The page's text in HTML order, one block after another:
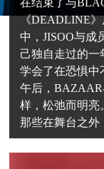
在结束了与
《DEADLINE》
中，JISOO与成
己独自走过的一
学会了在恐惧中
午后，BAZAAR
样，松弛而明亮
那些在舞台之外